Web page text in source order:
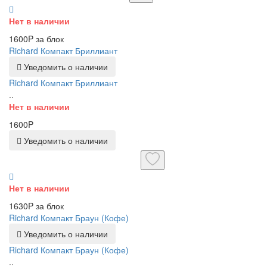
Нет в наличии
1600P за блок
Richard Компакт Бриллиант
Уведомить о наличии
Richard Компакт Бриллиант
..
Нет в наличии
1600P
Уведомить о наличии
Нет в наличии
1630P за блок
Richard Компакт Браун (Кофе)
Уведомить о наличии
Richard Компакт Браун (Кофе)
..